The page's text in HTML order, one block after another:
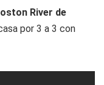
River de
por 3 a 3 con